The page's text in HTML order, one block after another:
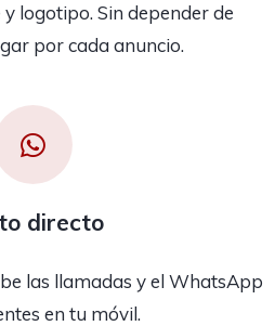
logotipo. Sin depender de
por cada anuncio.
directo
las llamadas y el WhatsApp
en tu móvil.